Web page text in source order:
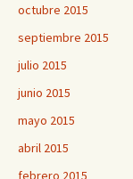
octubre 2015
septiembre 2015
julio 2015
junio 2015
mayo 2015
abril 2015
febrero 2015